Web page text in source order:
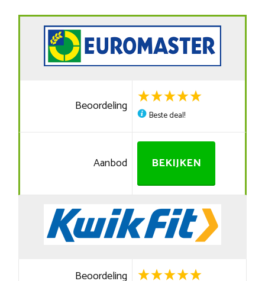
Beoordeling
Beste deal!
Aanbod BEKIJKEN
Beoordeling